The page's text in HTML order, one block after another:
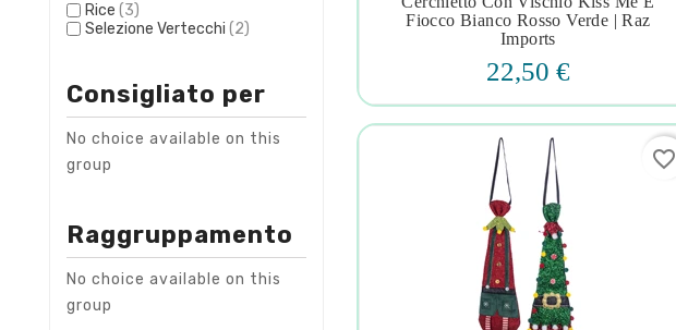
Rice (3)
Selezione Vertecchi (2)
Consigliato per
No choice available on this
group
Raggruppamento
No choice available on this
group
   
Fiocco Bianco Rosso Verde | Raz
Imports
22,50 €
favorite_border